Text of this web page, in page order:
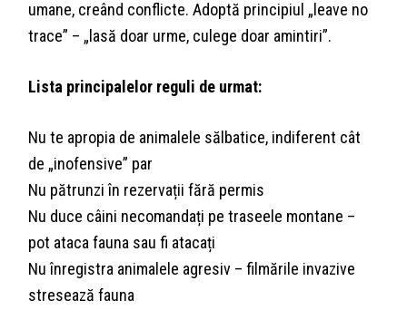
umane, creând conflicte. Adoptă principiul „leave no
trace” – „lasă doar urme, culege doar amintiri”.
Lista principalelor reguli de urmat:
Nu te apropia de animalele sălbatice, indiferent cât
de „inofensive” par
Nu pătrunzi în rezervații fără permis
Nu duce câini necomandați pe traseele montane –
pot ataca fauna sau fi atacați
Nu înregistra animalele agresiv – filmările invazive
stresează fauna